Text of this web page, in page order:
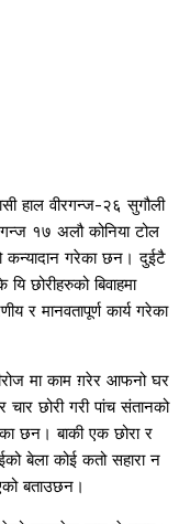
हाल वीरगन्ज-२६ सुगौली
१७ अलौ कोनिया टोल
कन्यादान गरेका छन। दुईटै
छोरीहरुको बिवाहमा
र मानवतापूर्ण कार्य गरेका
मा काम ग़रेर आफनो घर
छोरी गरी पांच संतानको
छन। बाकी एक छोरा र
बेला कोई कतो सहारा न
बताउछन।